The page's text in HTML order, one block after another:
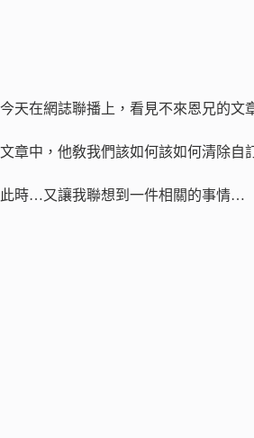
今天在網誌聯播上，看見不來恩兄的文
文章中，他敎我們該如何該如何清除自
此時…又讓我聯想到一件相關的事情…